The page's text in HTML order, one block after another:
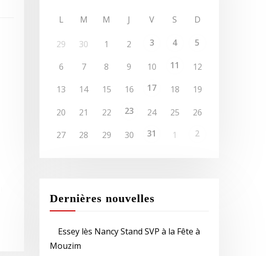
L M M J V S D
29 30 1 2 3 4 5
6 7 8 9 10 11 12
13 14 15 16 17 18 19
20 21 22 23 24 25 26
27 28 29 30 31 1 2
Dernières nouvelles
Essey lès Nancy Stand SVP à la Fête à
Mouzim